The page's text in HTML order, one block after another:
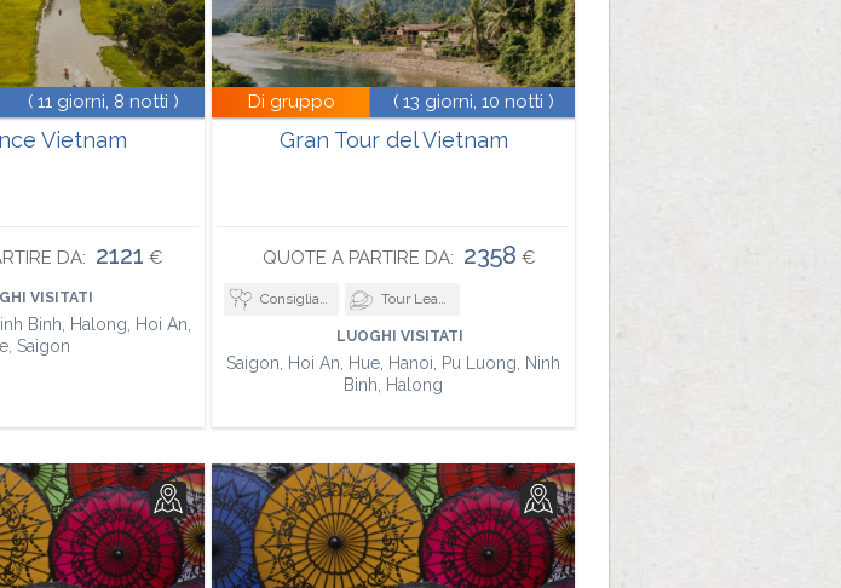
( 11 giorni, 8 notti )
Vietnam
DA: 2121 €
VISITATI
Binh, Halong, Hoi An,
Saigon
Di gruppo ( 13 giorni, 10 notti )
Gran Tour del Vietnam
QUOTE A PARTIRE DA: 2358 €
Consigliato per viaggi di nozze Tour Leader
LUOGHI VISITATI
Saigon, Hoi An, Hue, Hanoi, Pu Luong, Ninh
Binh, Halong